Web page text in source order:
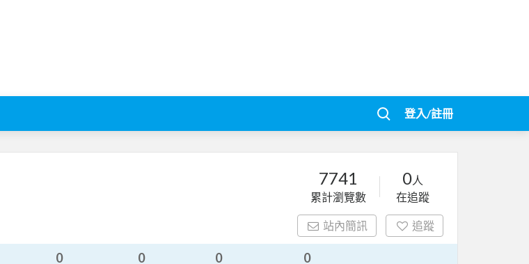
登入/註冊
7741
累計瀏覽數
0人
在追蹤
站內簡訊 追蹤
0 0 0 0